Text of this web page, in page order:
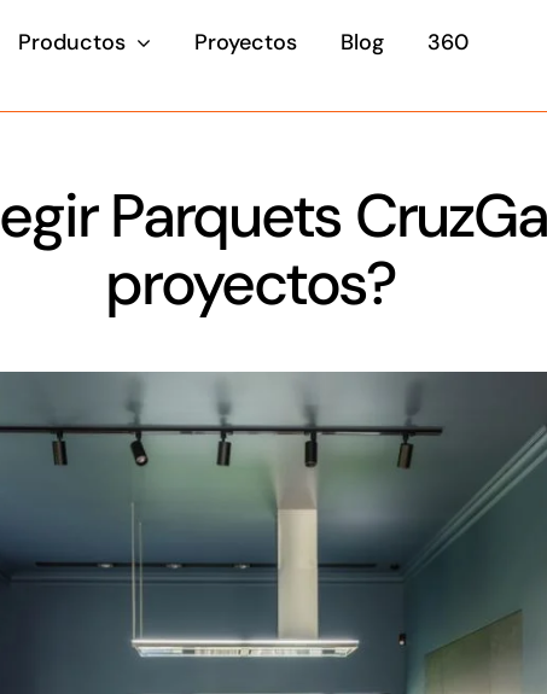
Productos Proyectos Blog 360
Parquets
proyectos?